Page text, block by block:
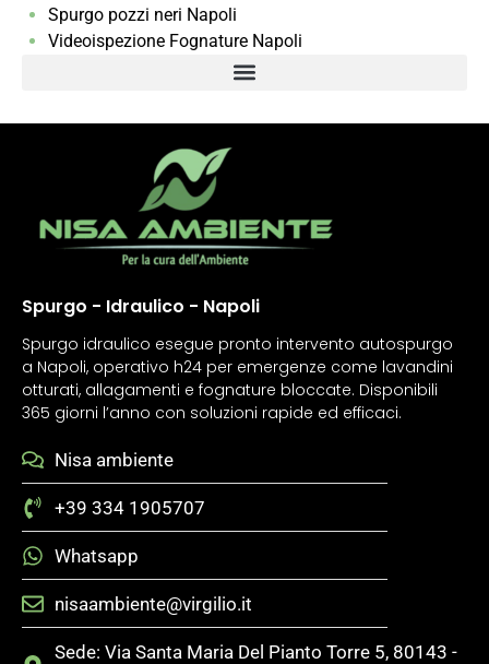
Spurgo pozzi neri Napoli
Videoispezione Fognature Napoli
Spurgo - Idraulico - Napoli
Spurgo idraulico esegue pronto intervento autospurgo
a Napoli, operativo h24 per emergenze come lavandini
otturati, allagamenti e fognature bloccate. Disponibili
365 giorni l’anno con soluzioni rapide ed efficaci.
Nisa ambiente
+39 334 1905707
Whatsapp
nisaambiente@virgilio.it
Sede: Via Santa Maria Del Pianto Torre 5, 80143 -